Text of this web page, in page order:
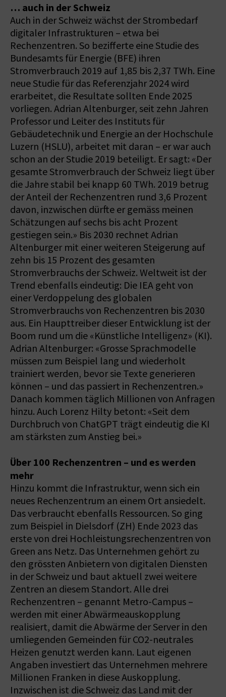
… auch in der Schweiz
Auch in der Schweiz wächst der Strombedarf
digitaler Infrastrukturen – etwa bei
Rechenzentren. So bezifferte eine Studie des
Bundesamts für Energie (BFE) ihren
Stromverbrauch 2019 auf 1,85 bis 2,37 TWh. Eine
neue Studie für das Referenzjahr 2024 wird
erarbeitet, die Resultate sollten Ende 2025
vorliegen. Adrian Altenburger, seit zehn Jahren
Professor und Leiter des Instituts für
Gebäudetechnik und Energie an der Hochschule
Luzern (HSLU), arbeitet mit daran – er war auch
schon an der Studie 2019 beteiligt. Er sagt: «Der
gesamte Stromverbrauch der Schweiz liegt über
die Jahre stabil bei knapp 60 TWh. 2019 betrug
der Anteil der Rechenzentren rund 3,6 Prozent
davon, inzwischen dürfte er gemäss meinen
Schätzungen auf sechs bis acht Prozent
gestiegen sein.» Bis 2030 rechnet Adrian
Altenburger mit einer weiteren Steigerung auf
zehn bis 15 Prozent des gesamten
Stromverbrauchs der Schweiz. Weltweit ist der
Trend ebenfalls eindeutig: Die IEA geht von
einer Verdoppelung des globalen
Stromverbrauchs von Rechenzentren bis 2030
aus. Ein Haupttreiber dieser Entwicklung ist der
Boom rund um die «Künstliche Intelligenz» (KI).
Adrian Altenburger: «Grosse Sprachmodelle
müssen zum Beispiel lang und wiederholt
trainiert werden, bevor sie Texte generieren
können – und das passiert in Rechenzentren.»
Danach kommen täglich Millionen von Anfragen
hinzu. Auch Lorenz Hilty betont: «Seit dem
Durchbruch von ChatGPT trägt eindeutig die KI
am stärksten zum Anstieg bei.»
Über 100 Rechenzentren – und es werden
mehr
Hinzu kommt die Infrastruktur, wenn sich ein
neues Rechenzentrum an einem Ort ansiedelt.
Das verbraucht ebenfalls Ressourcen. So ging
zum Beispiel in Dielsdorf (ZH) Ende 2023 das
erste von drei Hochleistungsrechenzentren von
Green ans Netz. Das Unternehmen gehört zu
den grössten Anbietern von digitalen Diensten
in der Schweiz und baut aktuell zwei weitere
Zentren an diesem Standort. Alle drei
Rechenzentren – genannt Metro-Campus –
werden mit einer Abwärmeauskopplung
realisiert, damit die Abwärme der Server in den
umliegenden Gemeinden für CO2-neutrales
Heizen genutzt werden kann. Laut eigenen
Angaben investiert das Unternehmen mehrere
Millionen Franken in diese Auskopplung.
Inzwischen ist die Schweiz das Land mit der